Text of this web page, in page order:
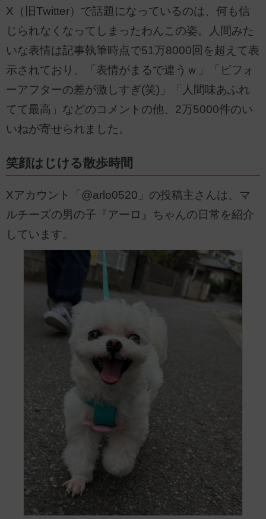
X（旧Twitter）で話題になっているのは、何も信
じられなくなってしまったわんこの姿。人間みた
いな表情は記事執筆時点で51万8000回を超えて表
示されており、「表情がまるで違うｗ」「ビフォ
ーアフターの差が激しすぎ(笑)」「人間味あふれ
てて最高」などのコメントの他、2万5000件のい
いねが寄せられました。
笑顔はじける散歩時間
Xアカウント「@arlo0520」の投稿主さんは、マ
ルチーズの男の子『アーロ』ちゃんの日常を紹介
しています。